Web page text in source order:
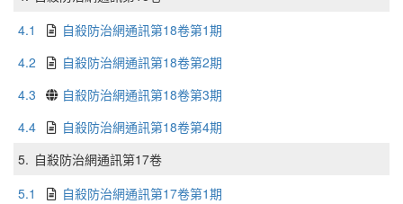
4.1
自殺防治網通訊第18卷第1期
4.2
自殺防治網通訊第18卷第2期
4.3
自殺防治網通訊第18卷第3期
4.4
自殺防治網通訊第18卷第4期
5. 自殺防治網通訊第17卷
5.1
自殺防治網通訊第17卷第1期